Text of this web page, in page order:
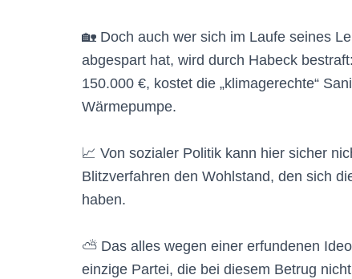
🏡 Doch auch wer sich im Laufe seines
abgespart hat, wird durch Habeck
150.000 €, kostet die „klimagerechte“
Wärmepumpe.
📈 Von sozialer Politik kann hier sicher
Blitzverfahren den Wohlstand, den sich
haben.
⛅️ Das alles wegen einer erfundenen
einzige Partei, die bei diesem Betrug